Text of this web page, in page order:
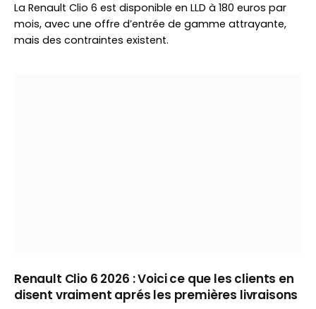
La Renault Clio 6 est disponible en LLD à 180 euros par
mois, avec une offre d’entrée de gamme attrayante,
mais des contraintes existent.
Renault Clio 6 2026 : Voici ce que les clients en
disent vraiment aprés les premières livraisons